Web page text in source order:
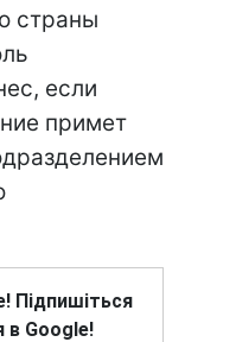
страны
если
примет
Підпишіться
в Google!